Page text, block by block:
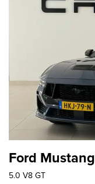
Ford Mustang
5.0 V8 GT